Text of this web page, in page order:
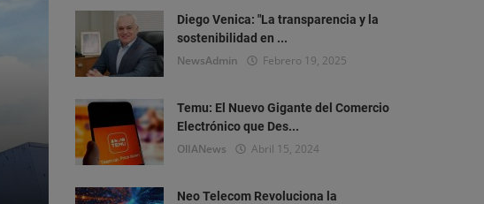
Dinámicas del Agronegocio
Confina Paraguay 2024: Un Congreso Pionero
Ganader...
OlIANews Abril 13, 2024
Diego Venica: "La transparencia y la
sostenibilidad en ...
NewsAdmin Febrero 19, 2025
Temu: El Nuevo Gigante del Comercio
Electrónico que Des...
OlIANews Abril 15, 2024
Neo Telecom Revoluciona la